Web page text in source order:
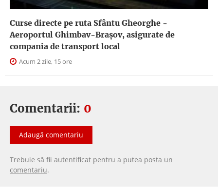
Curse directe pe ruta Sfântu Gheorghe -
Aeroportul Ghimbav-Braşov, asigurate de
compania de transport local
Acum 2 zile, 15 ore
Comentarii: 0
Adaugă comentariu
Trebuie să fii autentificat pentru a putea posta un
comentariu.